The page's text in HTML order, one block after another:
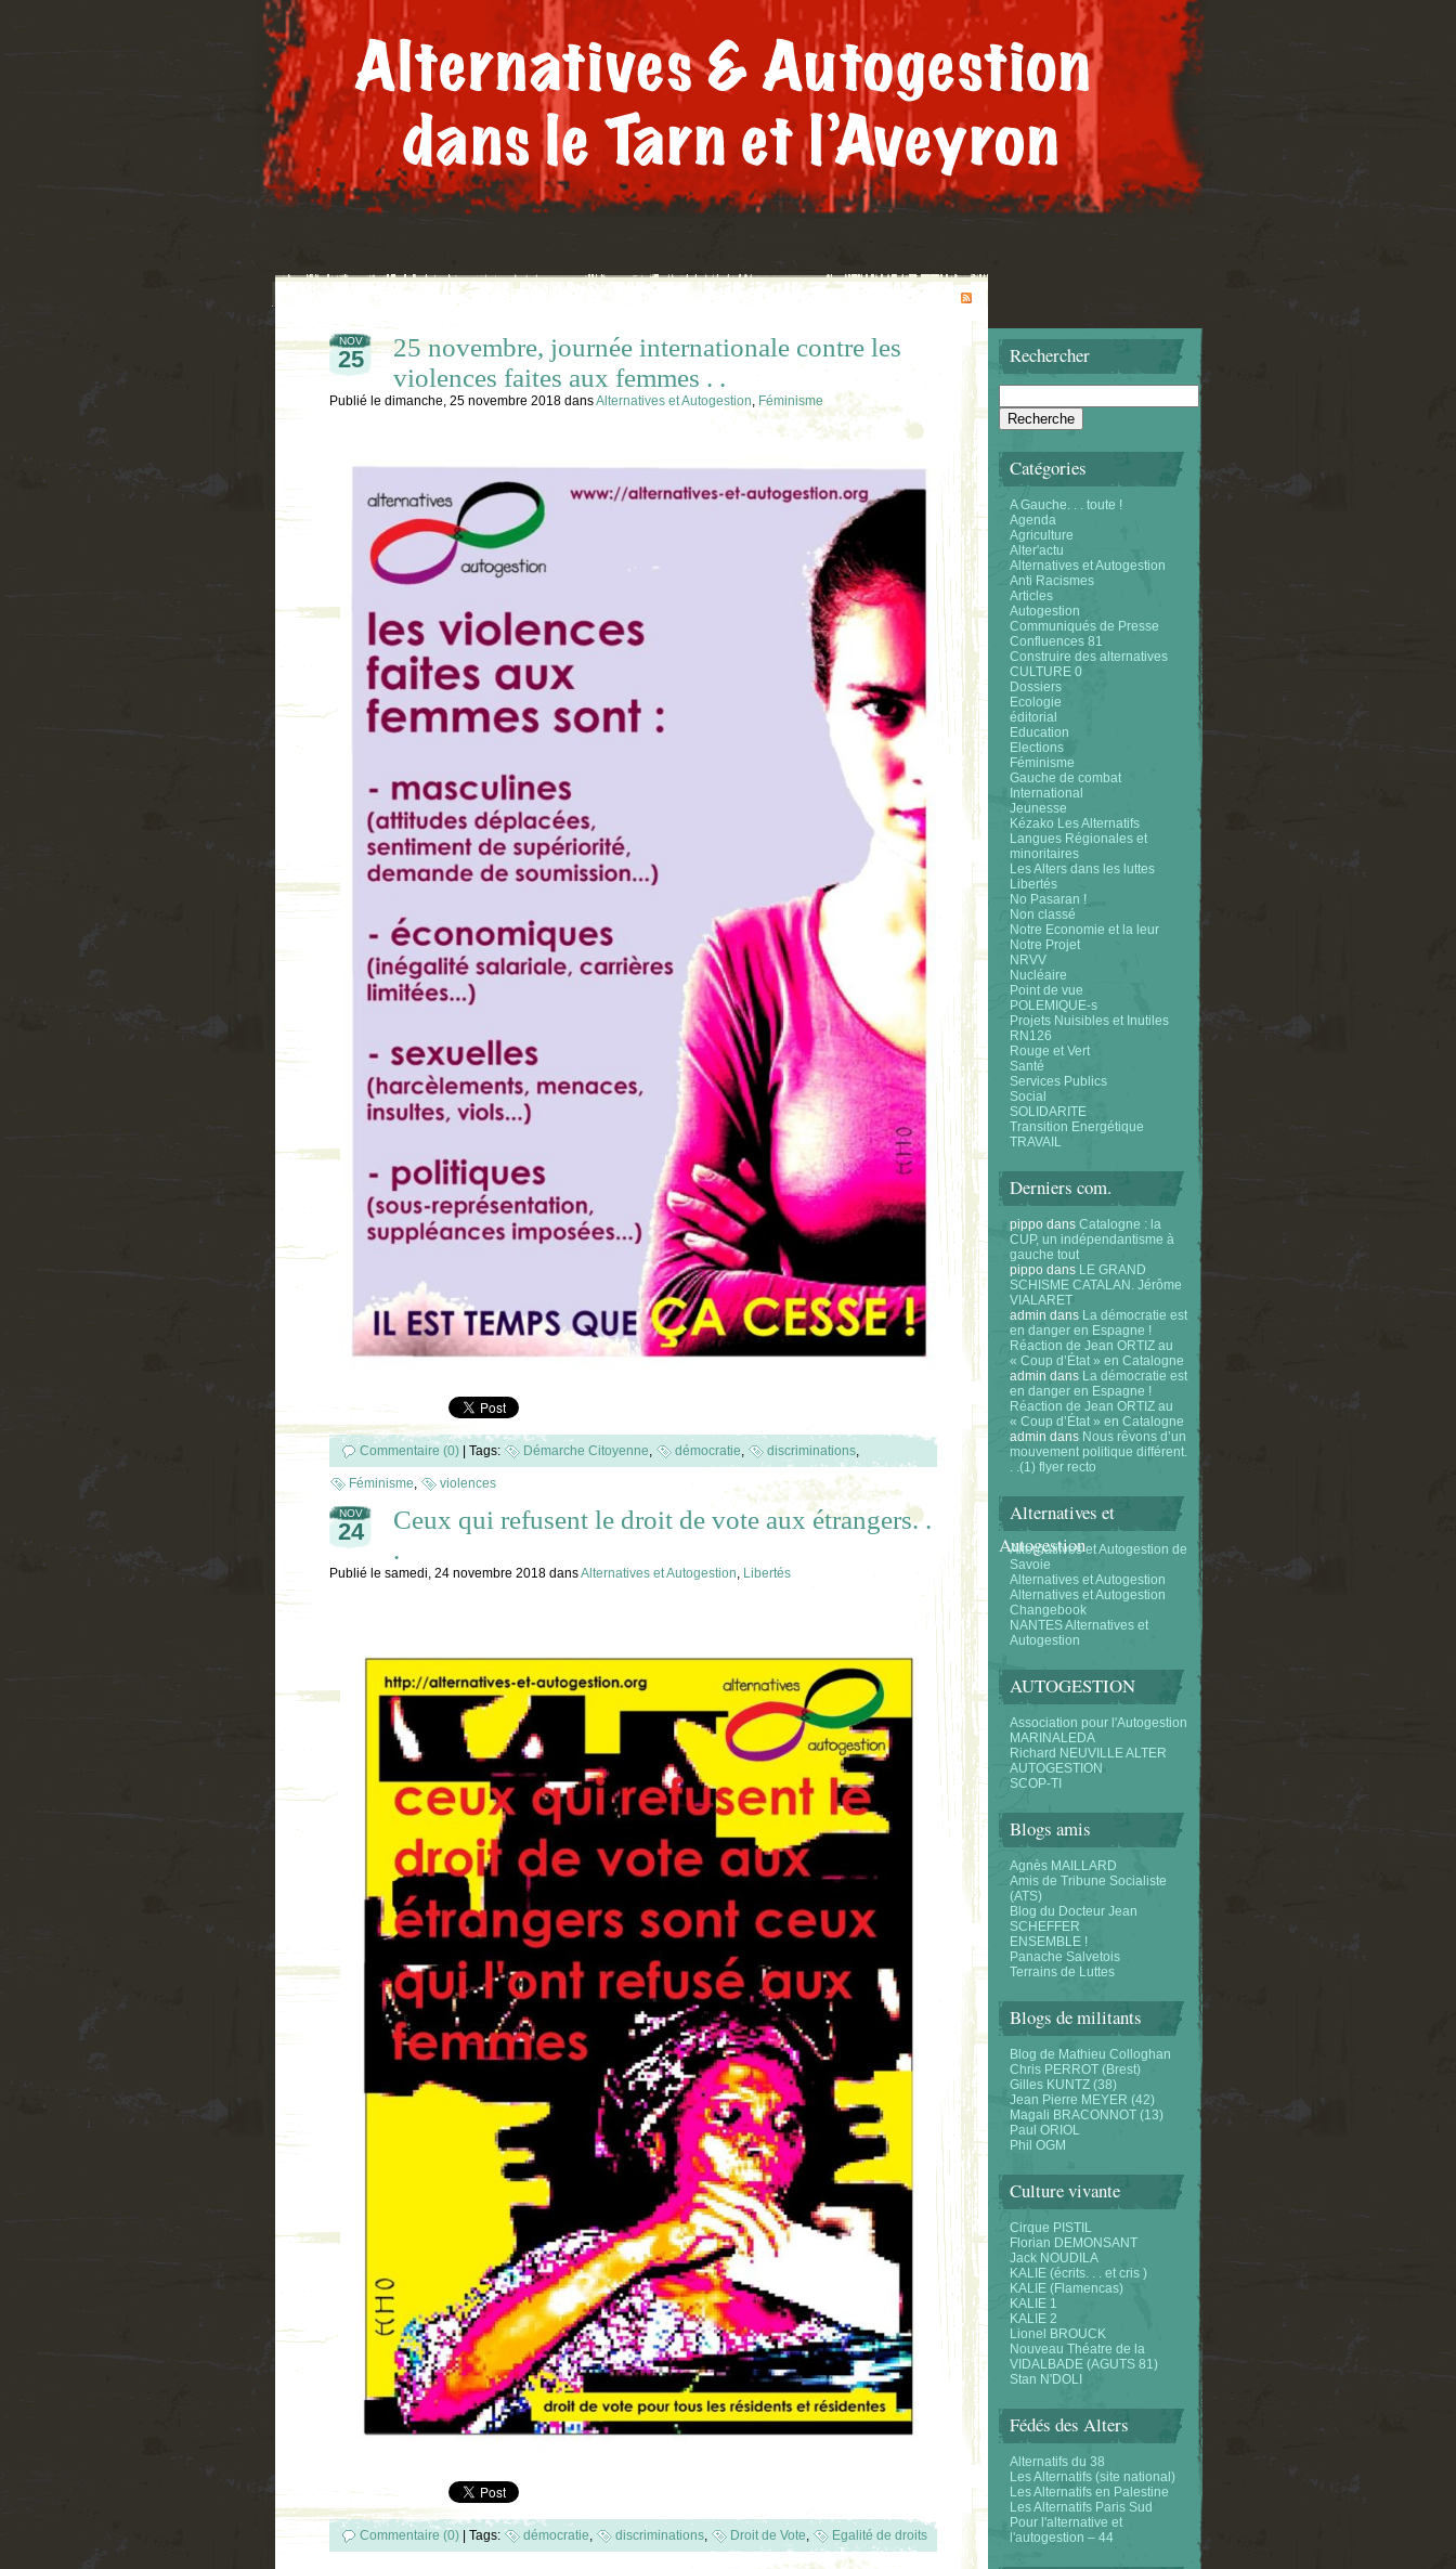
NOV
25
25 novembre, journée internationale contre les
violences faites aux femmes . .
Publié le dimanche, 25 novembre 2018 dansAlternatives et Autogestion, Féminisme
Commentaire (0) Tags: Démarche Citoyenne, démocratie, discriminations,
Féminisme, violences
NOV
24
Ceux qui refusent le droit de vote aux étrangers. .
.
Publié le samedi, 24 novembre 2018 dansAlternatives et Autogestion, Libertés
Commentaire (0) Tags: démocratie, discriminations, Droit de Vote, Egalité de droits
Rechercher
Catégories
A Gauche. . . toute !
Agenda
Agriculture
Alter'actu
Alternatives et Autogestion
Anti Racismes
Articles
Autogestion
Communiqués de Presse
Confluences 81
Construire des alternatives
CULTURE 0
Dossiers
Ecologie
éditorial
Education
Elections
Féminisme
Gauche de combat
International
Jeunesse
Kézako Les Alternatifs
Langues Régionales et
minoritaires
Les Alters dans les luttes
Libertés
No Pasaran !
Non classé
Notre Economie et la leur
Notre Projet
NRVV
Nucléaire
Point de vue
POLEMIQUE-s
Projets Nuisibles et Inutiles
RN126
Rouge et Vert
Santé
Services Publics
Social
SOLIDARITE
Transition Energétique
TRAVAIL
Derniers com.
pippo dans Catalogne : la
CUP, un indépendantisme à
gauche tout
pippo dans LE GRAND
SCHISME CATALAN. Jérôme
VIALARET
admin dans La démocratie est
en danger en Espagne !
Réaction de Jean ORTIZ au
« Coup d’État » en Catalogne
admin dans La démocratie est
en danger en Espagne !
Réaction de Jean ORTIZ au
« Coup d’État » en Catalogne
admin dans Nous rêvons d’un
mouvement politique différent.
. .(1) flyer recto
Alternatives et
Autogestion
Alternatifves et Autogestion de
Savoie
Alternatives et Autogestion
Alternatives et Autogestion
Changebook
NANTES Alternatives et
Autogestion
AUTOGESTION
Association pour l'Autogestion
MARINALEDA
Richard NEUVILLE ALTER
AUTOGESTION
SCOP-TI
Blogs amis
Agnès MAILLARD
Amis de Tribune Socialiste
(ATS)
Blog du Docteur Jean
SCHEFFER
ENSEMBLE !
Panache Salvetois
Terrains de Luttes
Blogs de militants
Blog de Mathieu Colloghan
Chris PERROT (Brest)
Gilles KUNTZ (38)
Jean Pierre MEYER (42)
Magali BRACONNOT (13)
Paul ORIOL
Phil OGM
Culture vivante
Cirque PISTIL
Florian DEMONSANT
Jack NOUDILA
KALIE (écrits. . . et cris )
KALIE (Flamencas)
KALIE 1
KALIE 2
Lionel BROUCK
Nouveau Théatre de la
VIDALBADE (AGUTS 81)
Stan N'DOLI
Fédés des Alters
Alternatifs du 38
Les Alternatifs (site national)
Les Alternatifs en Palestine
Les Alternatifs Paris Sud
Pour l'alternative et
l'autogestion – 44